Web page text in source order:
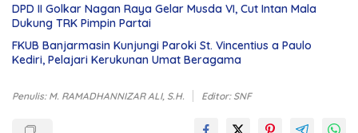
DPD II Golkar Nagan Raya Gelar Musda VI, Cut Intan Mala
Dukung TRK Pimpin Partai
FKUB Banjarmasin Kunjungi Paroki St. Vincentius a Paulo
Kediri, Pelajari Kerukunan Umat Beragama
Penulis: M. RAMADHANNIZAR ALI, S.H. Editor: SNF